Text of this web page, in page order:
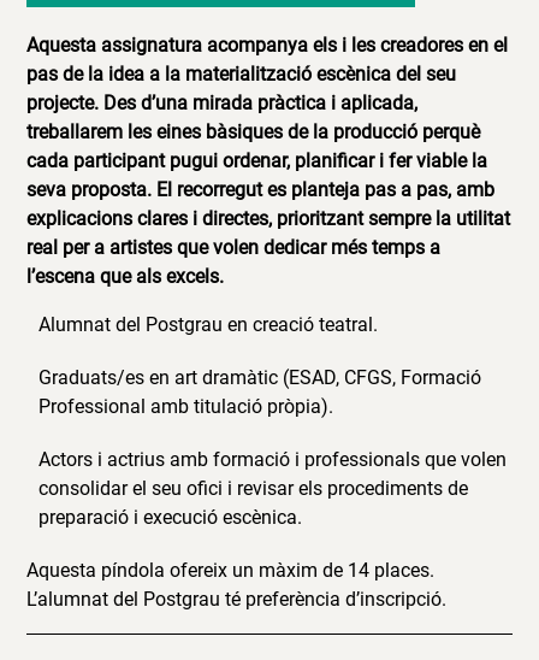
Aquesta assignatura acompanya els i les creadores en el
pas de la idea a la materialització escènica del seu
projecte. Des d’una mirada pràctica i aplicada,
treballarem les eines bàsiques de la producció perquè
cada participant pugui ordenar, planificar i fer viable la
seva proposta. El recorregut es planteja pas a pas, amb
explicacions clares i directes, prioritzant sempre la utilitat
real per a artistes que volen dedicar més temps a
l’escena que als excels.
Alumnat del Postgrau en creació teatral.
Graduats/es en art dramàtic (ESAD, CFGS, Formació
Professional amb titulació pròpia).
Actors i actrius amb formació i professionals que volen
consolidar el seu ofici i revisar els procediments de
preparació i execució escènica.
Aquesta píndola ofereix un màxim de 14 places.
L’alumnat del Postgrau té preferència d’inscripció.